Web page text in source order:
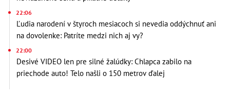
22:06
Ľudia narodení v štyroch mesiacoch si nevedia oddýchnuť ani
na dovolenke: Patríte medzi nich aj vy?
22:00
Desivé VIDEO len pre silné žalúdky: Chlapca zabilo na
priechode auto! Telo našli o 150 metrov ďalej